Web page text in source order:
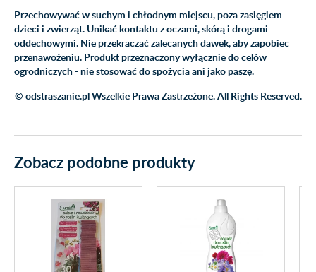
Przechowywać w suchym i chłodnym miejscu, poza zasięgiem
dzieci i zwierząt. Unikać kontaktu z oczami, skórą i drogami
oddechowymi. Nie przekraczać zalecanych dawek, aby zapobiec
przenawożeniu. Produkt przeznaczony wyłącznie do celów
ogrodniczych - nie stosować do spożycia ani jako paszę.
© odstraszanie.pl Wszelkie Prawa Zastrzeżone. All Rights Reserved.
Zobacz podobne produkty